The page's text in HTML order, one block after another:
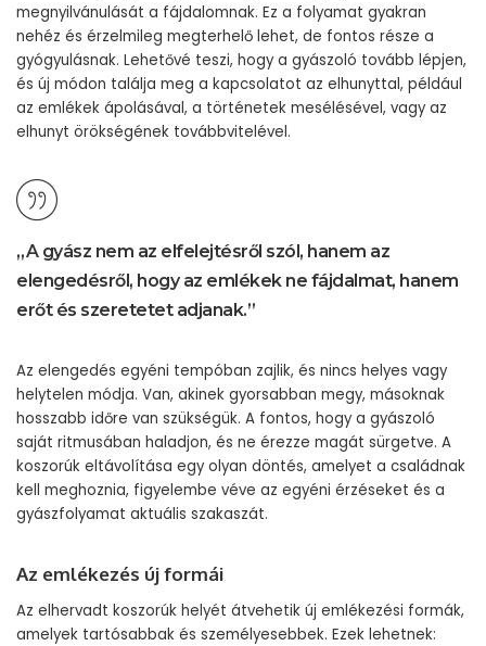
megnyilvánulását a fájdalomnak. Ez a folyamat gyakran
nehéz és érzelmileg megterhelő lehet, de fontos része a
gyógyulásnak. Lehetővé teszi, hogy a gyászoló tovább lépjen,
és új módon találja meg a kapcsolatot az elhunyttal, például
az emlékek ápolásával, a történetek mesélésével, vagy az
elhunyt örökségének továbbvitelével.
„A gyász nem az elfelejtésről szól, hanem az
elengedésről, hogy az emlékek ne fájdalmat, hanem
erőt és szeretetet adjanak.”
Az elengedés egyéni tempóban zajlik, és nincs helyes vagy
helytelen módja. Van, akinek gyorsabban megy, másoknak
hosszabb időre van szükségük. A fontos, hogy a gyászoló
saját ritmusában haladjon, és ne érezze magát sürgetve. A
koszorúk eltávolítása egy olyan döntés, amelyet a családnak
kell meghoznia, figyelembe véve az egyéni érzéseket és a
gyászfolyamat aktuális szakaszát.
Az emlékezés új formái
Az elhervadt koszorúk helyét átvehetik új emlékezési formák,
amelyek tartósabbak és személyesebbek. Ezek lehetnek: